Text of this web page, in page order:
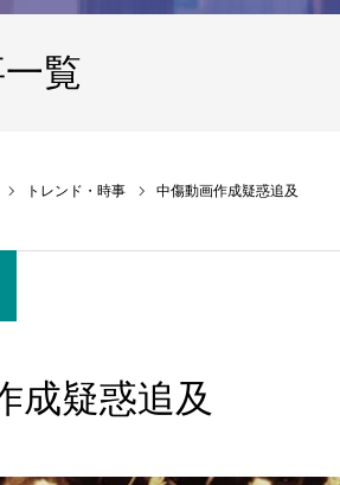
覧
トレンド・時事 中傷動画作成疑惑追及
成疑惑追及